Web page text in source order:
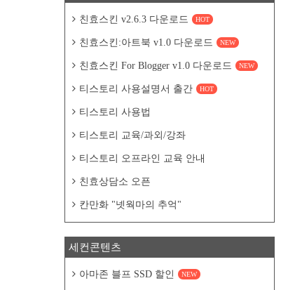
친효스킨 v2.6.3 다운로드 HOT
친효스킨:아트북 v1.0 다운로드 NEW
친효스킨 For Blogger v1.0 다운로드 NEW
티스토리 사용설명서 출간 HOT
티스토리 사용법
티스토리 교육/과외/강좌
티스토리 오프라인 교육 안내
친효상담소 오픈
칸만화 "넷웍마의 추억"
세컨콘텐츠
아마존 블프 SSD 할인 NEW